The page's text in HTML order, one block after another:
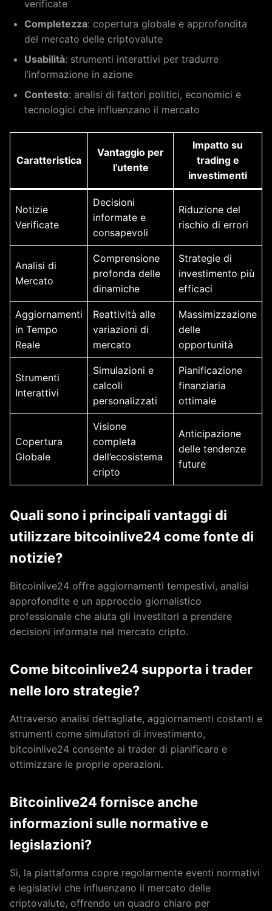
verificate
Completezza: copertura globale e approfondita
del mercato delle criptovalute
Usabilità: strumenti interattivi per tradurre
l’informazione in azione
Contesto: analisi di fattori politici, economici e
tecnologici che influenzano il mercato
Caratteristica
Vantaggio per
l’utente
Impatto su
trading e
investimenti
Notizie
Verificate
Decisioni
informate e
consapevoli
Riduzione del
rischio di errori
Analisi di
Mercato
Comprensione
profonda delle
dinamiche
Strategie di
investimento più
efficaci
Aggiornamenti
in Tempo
Reale
Reattività alle
variazioni di
mercato
Massimizzazione
delle
opportunità
Strumenti
Interattivi
Simulazioni e
calcoli
personalizzati
Pianificazione
finanziaria
ottimale
Copertura
Globale
Visione
completa
dell’ecosistema
cripto
Anticipazione
delle tendenze
future
Quali sono i principali vantaggi di
utilizzare bitcoinlive24 come fonte di
notizie?
Bitcoinlive24 offre aggiornamenti tempestivi, analisi
approfondite e un approccio giornalistico
professionale che aiuta gli investitori a prendere
decisioni informate nel mercato cripto.
Come bitcoinlive24 supporta i trader
nelle loro strategie?
Attraverso analisi dettagliate, aggiornamenti costanti e
strumenti come simulatori di investimento,
bitcoinlive24 consente ai trader di pianificare e
ottimizzare le proprie operazioni.
Bitcoinlive24 fornisce anche
informazioni sulle normative e
legislazioni?
Sì, la piattaforma copre regolarmente eventi normativi
e legislativi che influenzano il mercato delle
criptovalute, offrendo un quadro chiaro per